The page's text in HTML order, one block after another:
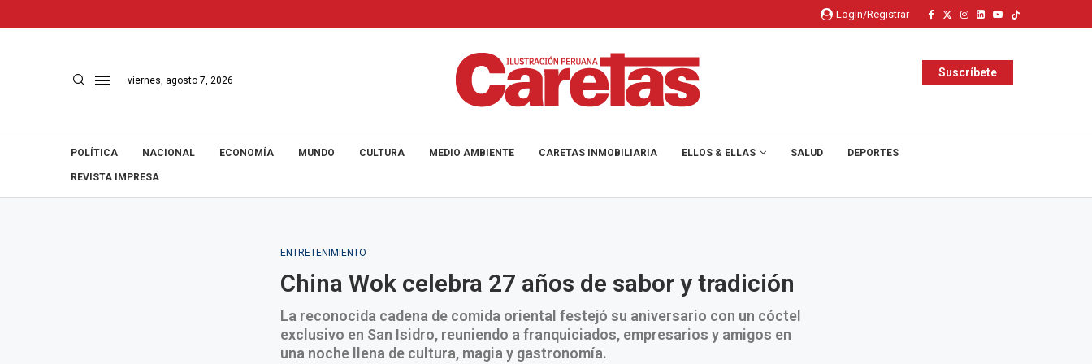
Login/Registrar
viernes, agosto 7, 2026
Suscríbete
POLÍTICA NACIONAL ECONOMÍA MUNDO CULTURA MEDIO AMBIENTE CARETAS INMOBILIARIA ELLOS & ELLAS SALUD DEPORTES
REVISTA IMPRESA
ENTRETENIMIENTO
China Wok celebra 27 años de sabor y tradición
La reconocida cadena de comida oriental festejó su aniversario con un cóctel
exclusivo en San Isidro, reuniendo a franquiciados, empresarios y amigos en
una noche llena de cultura, magia y gastronomía.